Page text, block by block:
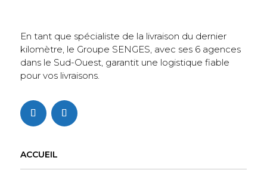
En tant que spécialiste de la livraison du dernier
kilomètre, le Groupe SENGES, avec ses 6 agences
dans le Sud-Ouest, garantit une logistique fiable
pour vos livraisons.
ACCUEIL